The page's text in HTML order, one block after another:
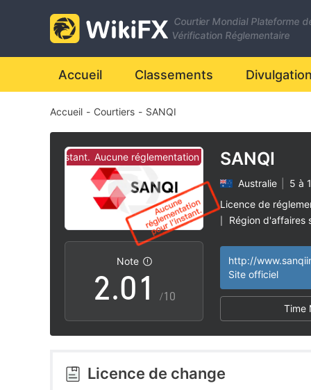
Courtier Mondial Plateforme
Vérification Réglementaire
Accueil Classements
Accueil - Courtiers - SANQI
pour l'instant. Aucune réglementation pour l'instant.
Note
0
1
2
3
4
.0
1
2
0
1
2
3
/10
SANQI
Australie
5 à
Licence de
Région d'affaires
Site officiel
Time
Licence de change